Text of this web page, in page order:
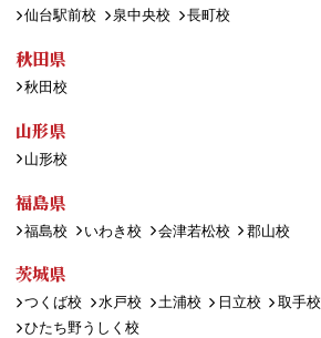
仙台駅前校 泉中央校 長町校
秋田県
秋田校
山形県
山形校
福島県
福島校 いわき校 会津若松校 郡山校
茨城県
つくば校 水戸校 土浦校 日立校 取手校
ひたち野うしく校